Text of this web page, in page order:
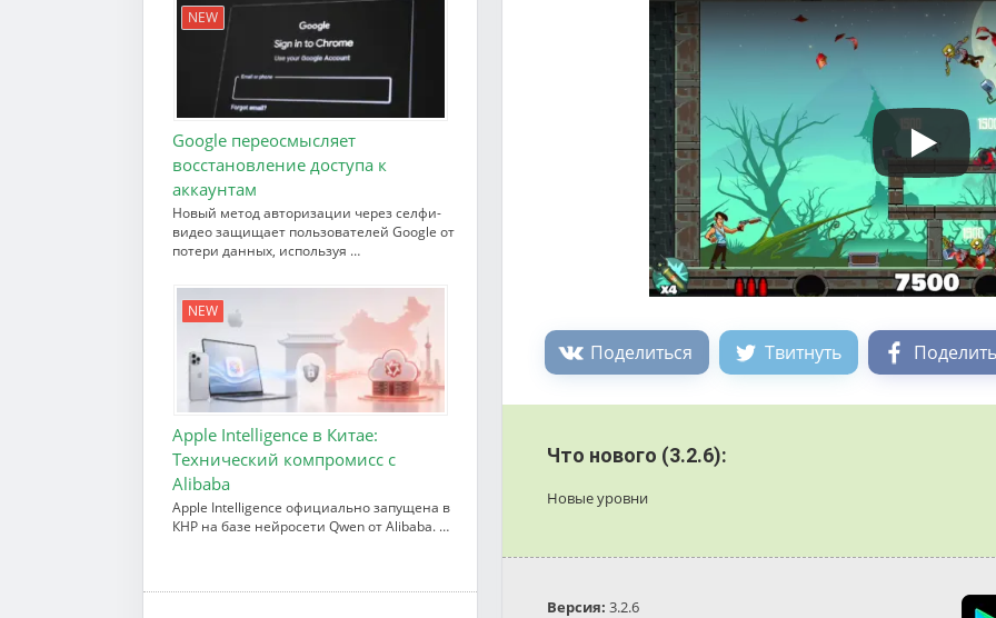
Поделиться Твитнуть
Что нового (3.2.6):
Новые уровни
Версия: 3.2.6
NEW
Google переосмысляет
восстановление доступа к
аккаунтам
Новый метод авторизации через селфи-
видео защищает пользователей Google от
потери данных, используя …
NEW
Apple Intelligence в Китае:
Технический компромисс с
Alibaba
Apple Intelligence официально запущена в
КНР на базе нейросети Qwen от Alibaba. …